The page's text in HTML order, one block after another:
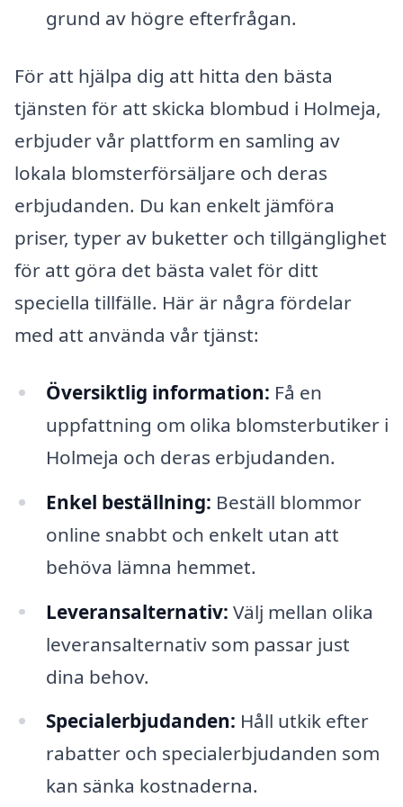
grund av högre efterfrågan.
För att hjälpa dig att hitta den bästa
tjänsten för att skicka blombud i Holmeja,
erbjuder vår plattform en samling av
lokala blomsterförsäljare och deras
erbjudanden. Du kan enkelt jämföra
priser, typer av buketter och tillgänglighet
för att göra det bästa valet för ditt
speciella tillfälle. Här är några fördelar
med att använda vår tjänst:
Översiktlig information: Få en
uppfattning om olika blomsterbutiker i
Holmeja och deras erbjudanden.
Enkel beställning: Beställ blommor
online snabbt och enkelt utan att
behöva lämna hemmet.
Leveransalternativ: Välj mellan olika
leveransalternativ som passar just
dina behov.
Specialerbjudanden: Håll utkik efter
rabatter och specialerbjudanden som
kan sänka kostnaderna.